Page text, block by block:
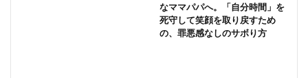
なママパパへ。「自分時間」を
死守して笑顔を取り戻すため
の、罪悪感なしのサボり方